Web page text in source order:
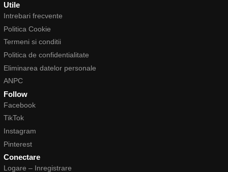
Utile
Intrebari frecvente
Politica Cookie
Termeni si conditii
Politica de confidentialitate
Eliminarea datelor personale
ANPC
Follow
Facebook
TikTok
Instagram
Pinterest
Conectare
Logare – Inregistrare